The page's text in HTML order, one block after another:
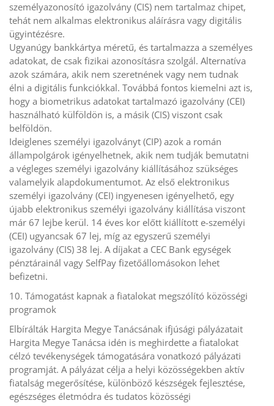
személyazonosító igazolvány (CIS) nem tartalmaz chipet,
tehát nem alkalmas elektronikus aláírásra vagy digitális
ügyintézésre.
Ugyanúgy bankkártya méretű, és tartalmazza a személyes
adatokat, de csak fizikai azonosításra szolgál. Alternatíva
azok számára, akik nem szeretnének vagy nem tudnak
élni a digitális funkciókkal. Továbbá fontos kiemelni azt is,
hogy a biometrikus adatokat tartalmazó igazolvány (CEI)
használható külföldön is, a másik (CIS) viszont csak
belföldön.
Ideiglenes személyi igazolványt (CIP) azok a román
állampolgárok igényelhetnek, akik nem tudják bemutatni
a végleges személyi igazolvány kiállításához szükséges
valamelyik alapdokumentumot. Az első elektronikus
személyi igazolvány (CEI) ingyenesen igényelhető, egy
újabb elektronikus személyi igazolvány kiállítása viszont
már 67 lejbe kerül. 14 éves kor előtt kiállított e-személyi
(CEI) ugyancsak 67 lej, míg az egyszerű személyi
igazolvány (CIS) 38 lej. A díjakat a CEC Bank egységek
pénztárainál vagy SelfPay fizetőállomásokon lehet
befizetni.
10. Támogatást kapnak a fiatalokat megszólító közösségi
programok
Elbírálták Hargita Megye Tanácsának ifjúsági pályázatait
Hargita Megye Tanácsa idén is meghirdette a fiatalokat
célzó tevékenységek támogatására vonatkozó pályázati
programját. A pályázat célja a helyi közösségekben aktív
fiatalság megerősítése, különböző készségek fejlesztése,
egészséges életmódra és tudatos közösségi